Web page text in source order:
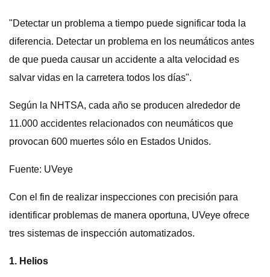
"Detectar un problema a tiempo puede significar toda la
diferencia. Detectar un problema en los neumáticos antes
de que pueda causar un accidente a alta velocidad es
salvar vidas en la carretera todos los días".
Según la NHTSA, cada año se producen alrededor de
11.000 accidentes relacionados con neumáticos que
provocan 600 muertes sólo en Estados Unidos.
Fuente: UVeye
Con el fin de realizar inspecciones con precisión para
identificar problemas de manera oportuna, UVeye ofrece
tres sistemas de inspección automatizados.
1. Helios